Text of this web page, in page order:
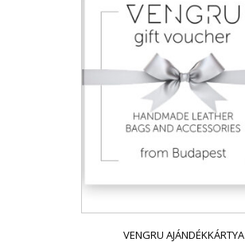
VENGRU AJÁNDÉKKÁRTYA